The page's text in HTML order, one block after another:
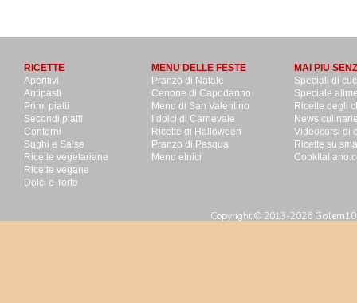
RICETTE
Aperitivi
Antipasti
Primi piatti
Secondi piatti
Contorni
Sughi e Salse
Ricette vegetariane
Ricette vegane
Dolci e Torte
MENU DELLE FESTE
Pranzo di Natale
Cenone di Capodanno
Menu di San Valentino
I dolci di Carnevale
Ricette di Halloween
Pranzo di Pasqua
Menu etnici
MAI PIU
Speciali di
Speciale
Ricette degli
News
Videocorsi di
Ricette su
Copyright © 2013-2026